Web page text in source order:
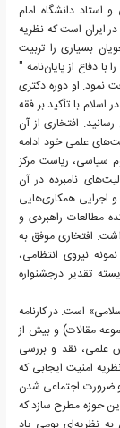
سیاسی و استاد دانشگاه امام
ایران است که نظریه
بسیاری را تربیت
ارشد خود را با دفاع از پایان‌نامه "
نمود. او دوره دکتری
در اسلام با تأکید بر فقه
افتخاری از آن
علمی خود ادامه
سیاسی، ریاست مرکز
نامبرده در آن
علمی و اجرایی همکاری‌هایی
مطالعات راهبردی و
افتخاری موفق به
نیروی انتظامی،
تقدیر درجشنواره
است. در کارنامه
و مجموعه مقالات) و بیش از
علمی، نقد و بررسی
امنیت ایجابی که
و ضرورت اجتماعی شدن
این حوزه مطرح سازد که
نظریه‌ای بومی یاد